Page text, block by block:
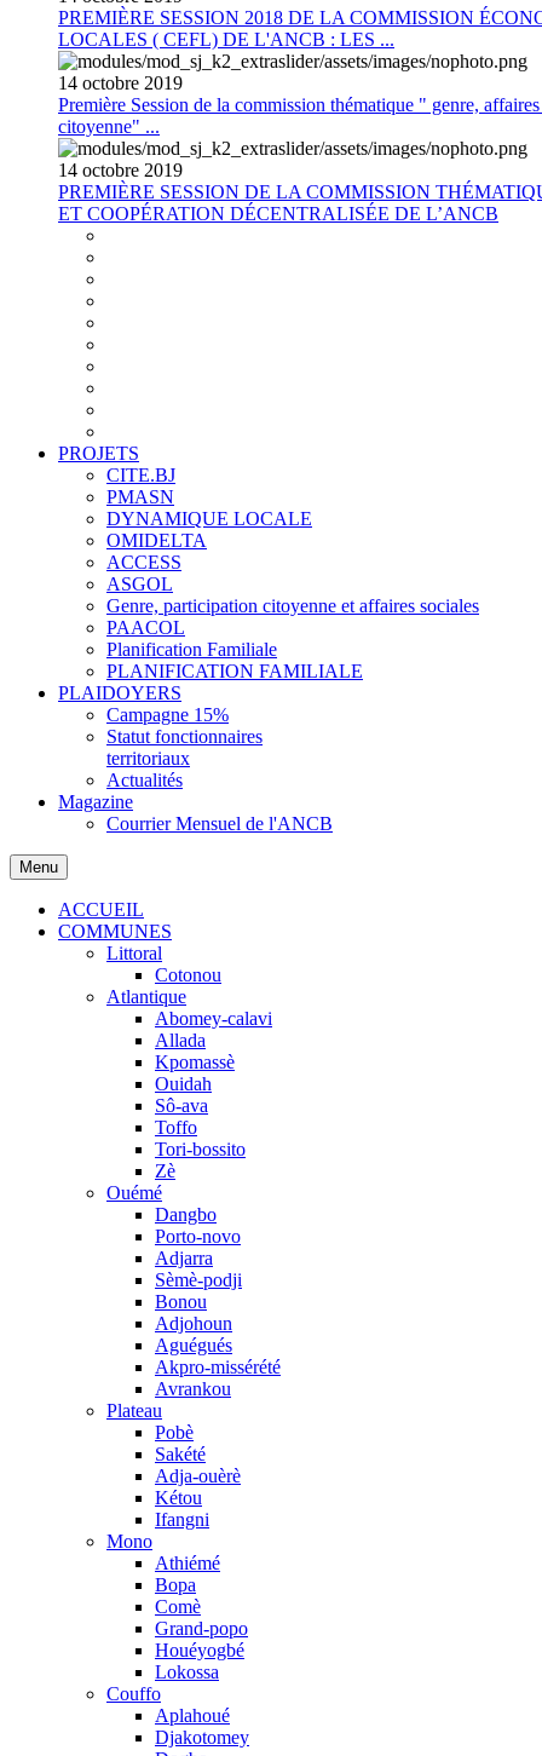
PREMIÈRE SESSION 2018 DE LA COMMISSION
LOCALES ( CEFL) DE L'ANCB : LES ...
14 octobre 2019
Première Session de la commission thématique " genre,
citoyenne" ...
14 octobre 2019
PREMIÈRE SESSION DE LA COMMISSION
ET COOPÉRATION DÉCENTRALISÉE DE L’ANCB
PROJETS
CITE.BJ
PMASN
DYNAMIQUE LOCALE
OMIDELTA
ACCESS
ASGOL
Genre, participation citoyenne et affaires sociales
PAACOL
Planification Familiale
PLANIFICATION FAMILIALE
PLAIDOYERS
Campagne 15%
Statut fonctionnaires
territoriaux
Actualités
Magazine
Courrier Mensuel de l'ANCB
Menu
ACCUEIL
COMMUNES
Littoral
Cotonou
Atlantique
Abomey-calavi
Allada
Kpomassè
Ouidah
Sô-ava
Toffo
Tori-bossito
Zè
Ouémé
Dangbo
Porto-novo
Adjarra
Sèmè-podji
Bonou
Adjohoun
Aguégués
Akpro-missérété
Avrankou
Plateau
Pobè
Sakété
Adja-ouèrè
Kétou
Ifangni
Mono
Athiémé
Bopa
Comè
Grand-popo
Houéyogbé
Lokossa
Couffo
Aplahoué
Djakotomey